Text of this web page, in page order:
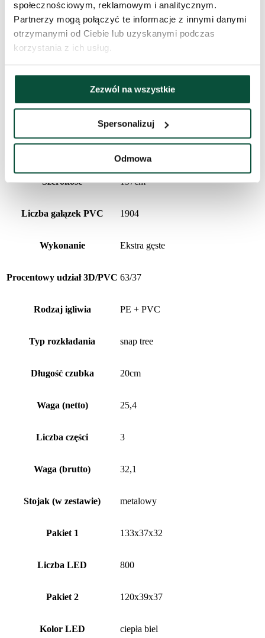
społecznościowym, reklamowym i analitycznym.
Partnerzy mogą połączyć te informacje z innymi danymi
otrzymanymi od Ciebie lub uzyskanymi podczas
korzystania z ich usług.
Zezwól na wszystkie
Spersonalizuj
Odmowa
Czas dostawy 3 dni
Łączna liczba gałązek
Liczba trybów świecenia 8
Szerokość 157cm
Liczba gałązek PVC 1904
Wykonanie Ekstra gęste
Procentowy udział 3D/PVC 63/37
Rodzaj igliwia PE + PVC
Typ rozkładania snap tree
Długość czubka 20cm
Waga (netto) 25,4
Liczba części 3
Waga (brutto) 32,1
Stojak (w zestawie) metalowy
Pakiet 1 133x37x32
Liczba LED 800
Pakiet 2 120x39x37
Kolor LED ciepła biel